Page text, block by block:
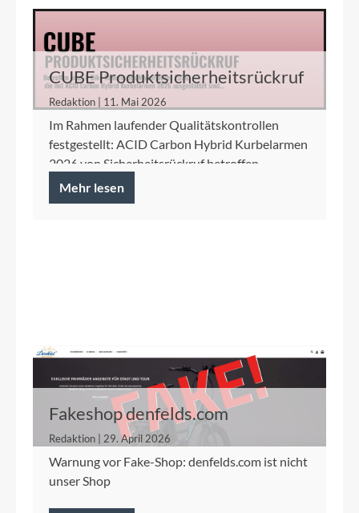
CUBE Produktsicherheitsrückruf
ACID Carbon Hybrid Kurbelarme
Redaktion | 11. Mai 2026
Im Rahmen laufender Qualitätskontrollen
festgestellt: ACID Carbon Hybrid Kurbelarmen
2026 von Sicherheitsrückruf betroffen.
Mehr lesen
Fakeshop denfelds.com
Redaktion | 29. April 2026
Warnung vor Fake-Shop: denfelds.com ist nicht
unser Shop